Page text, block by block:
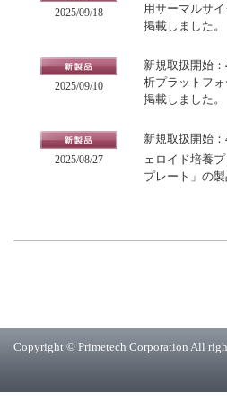
2025/09/18
用サーマルサ
掲載しました。
2025/09/10
新規取扱開始
析プラットフ
掲載しました。
2025/08/27
新規取扱開始
ェロイド培養プ
プレート」の製
Copyright © Primetech Corporation All